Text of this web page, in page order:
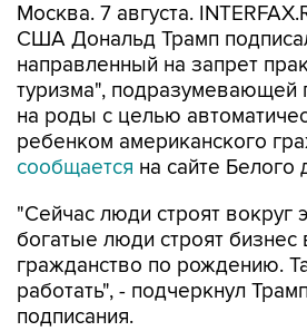
Москва. 7 августа.
США Дональд Трамп
направленный на запрет
туризма", подразумевающей
на роды с целью
ребенком американского
сообщается на сайте Белого
"Сейчас люди строят вокруг
богатые люди строят бизнес
гражданство по рождению.
работать", - подчеркнул
подписания.